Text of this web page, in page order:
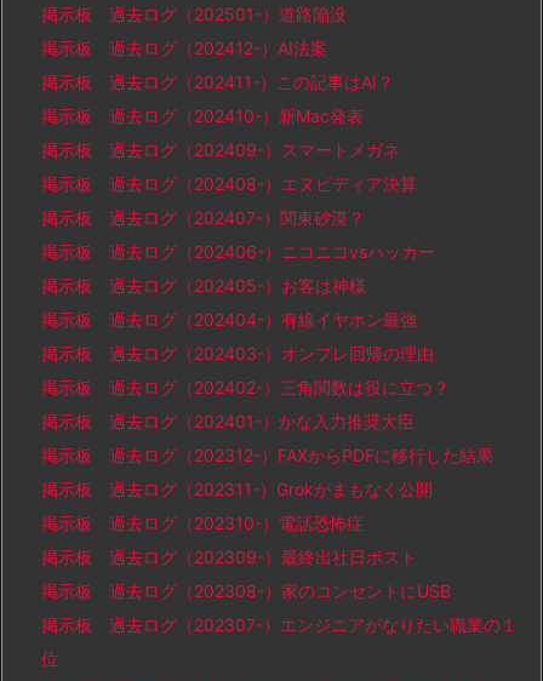
掲示板 過去ログ（202501-）道路陥没
掲示板 過去ログ（202412-）AI法案
掲示板 過去ログ（202411-）この記事はAI？
掲示板 過去ログ（202410-）新Mac発表
掲示板 過去ログ（202409-）スマートメガネ
掲示板 過去ログ（202408-）エヌビディア決算
掲示板 過去ログ（202407-）関東砂漠？
掲示板 過去ログ（202406-）ニコニコvsハッカー
掲示板 過去ログ（202405-）お客は神様
掲示板 過去ログ（202404-）有線イヤホン最強
掲示板 過去ログ（202403-）オンプレ回帰の理由
掲示板 過去ログ（202402-）三角関数は役に立つ？
掲示板 過去ログ（202401-）かな入力推奨大臣
掲示板 過去ログ（202312-）FAXからPDFに移行した結果
掲示板 過去ログ（202311-）Grokがまもなく公開
掲示板 過去ログ（202310-）電話恐怖症
掲示板 過去ログ（202309-）最終出社日ポスト
掲示板 過去ログ（202308-）家のコンセントにUSB
掲示板 過去ログ（202307-）エンジニアがなりたい職業の１
位